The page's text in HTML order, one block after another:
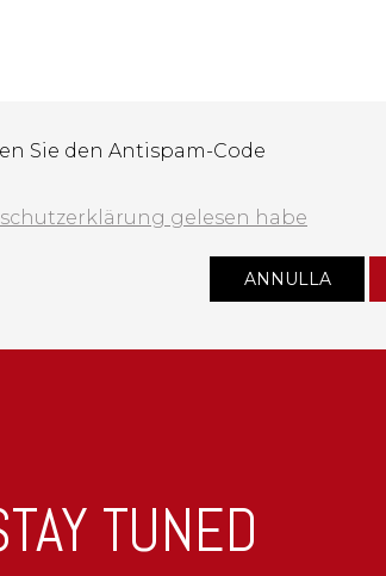
Sie den Antispam-Code
gelesen habe
TUNED